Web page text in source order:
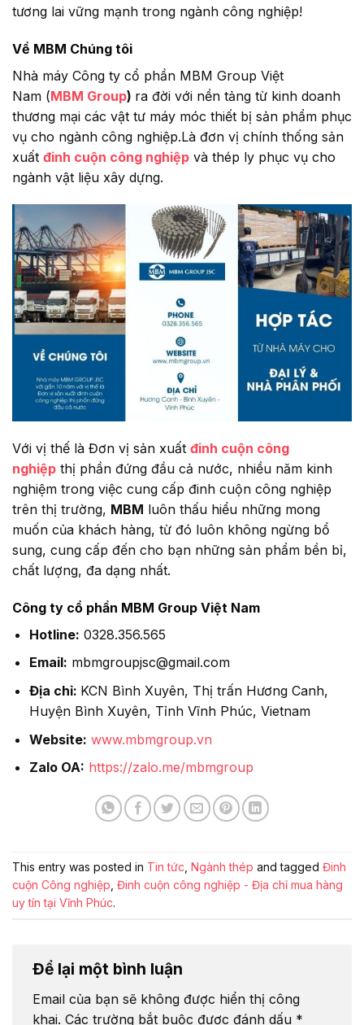
tương lai vững mạnh trong ngành công nghiệp!
Về MBM Chúng tôi
Nhà máy Công ty cổ phần MBM Group Việt
Nam (MBM Group) ra đời với nền tảng từ kinh doanh
thương mại các vật tư máy móc thiết bị sản phẩm phục
vụ cho ngành công nghiệp.Là đơn vị chính thống sản
xuất đinh cuộn công nghiệp và thép ly phục vụ cho
ngành vật liệu xây dựng.
Với vị thế là Đơn vị sản xuất đinh cuộn công
nghiệp thị phần đứng đầu cả nước, nhiều năm kinh
nghiệm trong việc cung cấp đinh cuộn công nghiệp
trên thị trường, MBM luôn thấu hiểu những mong
muốn của khách hàng, từ đó luôn không ngừng bổ
sung, cung cấp đến cho bạn những sản phẩm bền bỉ,
chất lượng, đa dạng nhất.
Công ty cổ phần MBM Group Việt Nam
Hotline: 0328.356.565
Email: mbmgroupjsc@gmail.com
Địa chỉ: KCN Bình Xuyên, Thị trấn Hương Canh,
Huyện Bình Xuyên, Tỉnh Vĩnh Phúc, Vietnam
Website: www.mbmgroup.vn
Zalo OA: https://zalo.me/mbmgroup
This entry was posted in Tin tức Ngành thép and tagged Đinh
cuộn Công nghiệp Đinh cuộn công nghiệp - Địa chỉ mua hàng
uy tín tại Vĩnh Phúc.
Để lại một bình luận
Email của bạn sẽ không được hiển thị công
khai. Các trường bắt buộc được đánh dấu *